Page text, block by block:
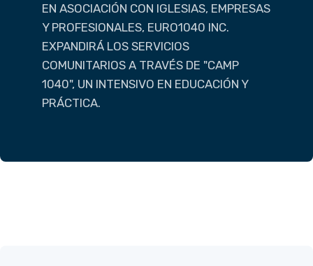
EN ASOCIACIÓN CON IGLESIAS, EMPRESAS
Y PROFESIONALES, EURO1040 INC.
EXPANDIRÁ LOS SERVICIOS
COMUNITARIOS A TRAVÉS DE "CAMP
1040", UN INTENSIVO EN EDUCACIÓN Y
PRÁCTICA.